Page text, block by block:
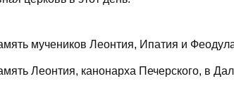
мучеников Леонтия, Ипатия и
Леонтия, канонарха Печерского, в